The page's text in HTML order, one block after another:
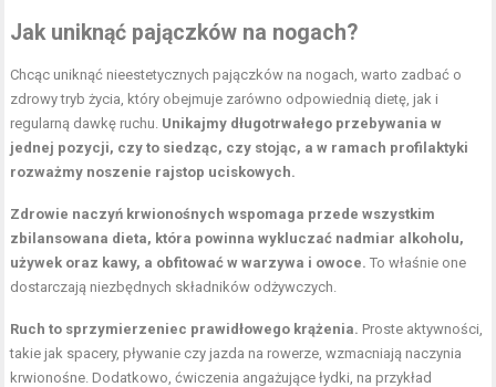
Jak uniknąć pajączków na nogach?
Chcąc uniknąć nieestetycznych pajączków na nogach, warto zadbać o
zdrowy tryb życia, który obejmuje zarówno odpowiednią dietę, jak i
regularną dawkę ruchu. Unikajmy długotrwałego przebywania w
jednej pozycji, czy to siedząc, czy stojąc, a w ramach profilaktyki
rozważmy noszenie rajstop uciskowych.
Zdrowie naczyń krwionośnych wspomaga przede wszystkim
zbilansowana dieta, która powinna wykluczać nadmiar alkoholu,
używek oraz kawy, a obfitować w warzywa i owoce. To właśnie one
dostarczają niezbędnych składników odżywczych.
Ruch to sprzymierzeniec prawidłowego krążenia. Proste aktywności,
takie jak spacery, pływanie czy jazda na rowerze, wzmacniają naczynia
krwionośne. Dodatkowo, ćwiczenia angażujące łydki, na przykład